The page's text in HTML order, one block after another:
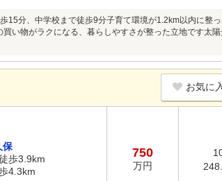
15分、中学校まで徒歩9分子育て環境が1.2km以内に整
い物がラクになる、暮らしやすさが整った立地です太
お気に
保
歩3.9km
4.3km
750
万円